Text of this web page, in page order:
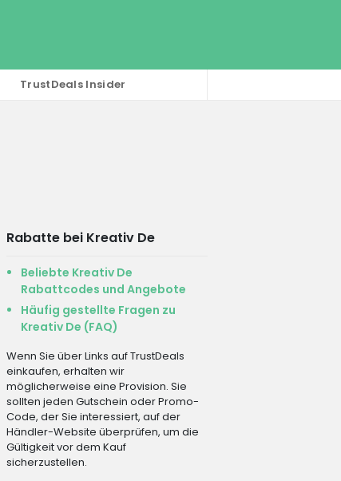
TrustDeals Insider
Rabatte bei Kreativ De
Beliebte Kreativ De
Rabattcodes und Angebote
Häufig gestellte Fragen zu
Kreativ De (FAQ)
Wenn Sie über Links auf TrustDeals
einkaufen, erhalten wir
möglicherweise eine Provision. Sie
sollten jeden Gutschein oder Promo-
Code, der Sie interessiert, auf der
Händler-Website überprüfen, um die
Gültigkeit vor dem Kauf
sicherzustellen.